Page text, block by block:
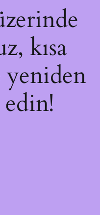
kısa
yeniden